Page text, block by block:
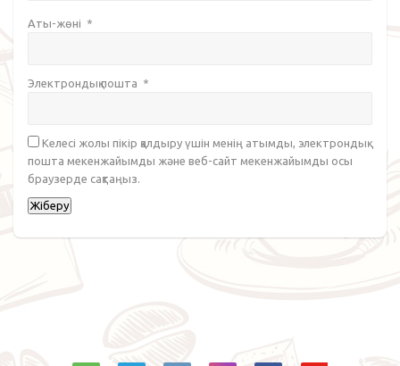
Аты-жөні *
Электрондық пошта *
Келесі жолы пікір қалдыру үшін менің атымды, электрондық
пошта мекенжайымды және веб-сайт мекенжайымды осы
браузерде сақтаңыз.